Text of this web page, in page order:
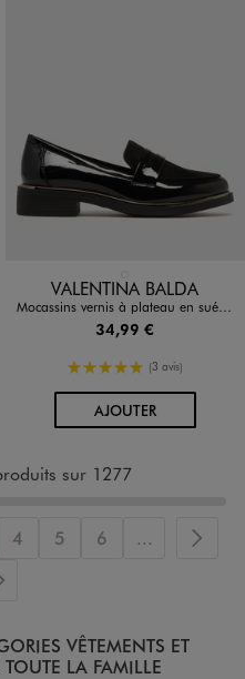
Disponible en 1 coloris
VALENTINA BALDA
Mocassins vernis à plateau en suédine et bout amande femme - Valentina Baldano
34,99 €
5/5 de moyenne
(3 avis)
AJOUTERAU PANIER
sur 1277
4 5 6 ...
Page
page
VÊTEMENTS ET
LA FAMILLE